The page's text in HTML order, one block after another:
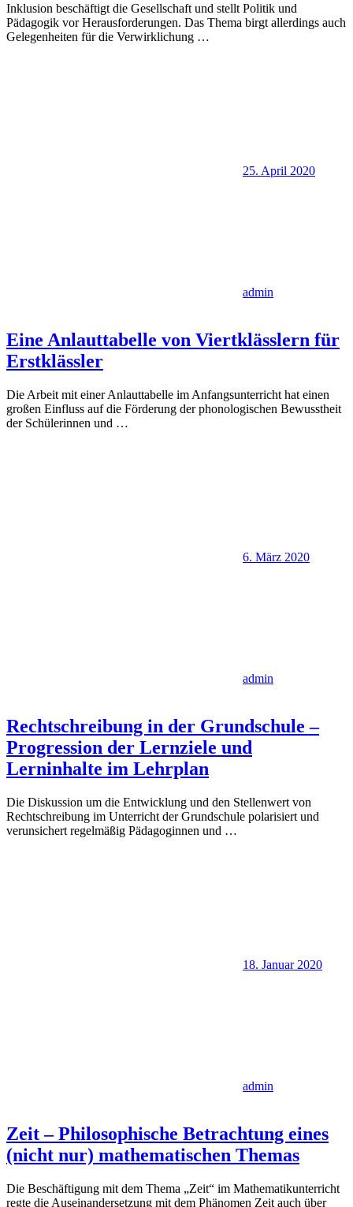
Inklusion beschäftigt die Gesellschaft und stellt Politik und
Pädagogik vor Herausforderungen. Das Thema birgt allerdings auch
Gelegenheiten für die Verwirklichung …
25. April 2020
admin
Eine Anlauttabelle von Viertklässlern für
Erstklässler
Die Arbeit mit einer Anlauttabelle im Anfangsunterricht hat einen
großen Einfluss auf die Förderung der phonologischen Bewusstheit
der Schülerinnen und …
6. März 2020
admin
Rechtschreibung in der Grundschule –
Progression der Lernziele und
Lerninhalte im Lehrplan
Die Diskussion um die Entwicklung und den Stellenwert von
Rechtschreibung im Unterricht der Grundschule polarisiert und
verunsichert regelmäßig Pädagoginnen und …
18. Januar 2020
admin
Zeit – Philosophische Betrachtung eines
(nicht nur) mathematischen Themas
Die Beschäftigung mit dem Thema „Zeit“ im Mathematikunterricht
regte die Auseinandersetzung mit dem Phänomen Zeit auch über